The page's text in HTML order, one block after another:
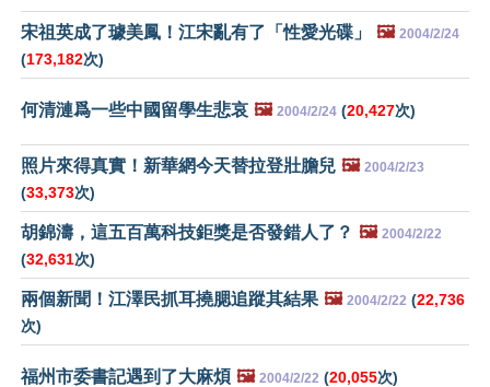
宋祖英成了璩美鳳！江宋亂有了「性愛光碟」 🖼️ 2004/2/24
(173,182次)
何清漣爲一些中國留學生悲哀 🖼️ 2004/2/24 (20,427次)
照片來得真實！新華網今天替拉登壯膽兒 🖼️ 2004/2/23
(33,373次)
胡錦濤，這五百萬科技鉅獎是否發錯人了？ 🖼️ 2004/2/22
(32,631次)
兩個新聞！江澤民抓耳撓腮追蹤其結果 🖼️ 2004/2/22 (22,736
次)
福州市委書記遇到了大麻煩 🖼️ 2004/2/22 (20,055次)